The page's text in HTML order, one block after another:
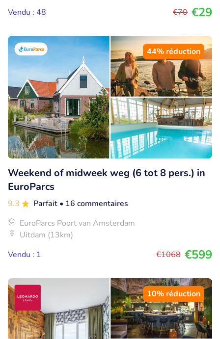
Vendu : 48
€70 €29
44% réduction
Weekend of midweek weg (6 tot 8 pers.) in
EuroParcs
9.3 Parfait • 16 commentaires
EuroParcs Poort van Amsterdam
Uitdam (13km)
Vendu : 1
€1068 €599
10% réduction